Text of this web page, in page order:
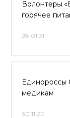
Волонтеры
горячее
28.01.21
Единороссы
медикам
30.11.20